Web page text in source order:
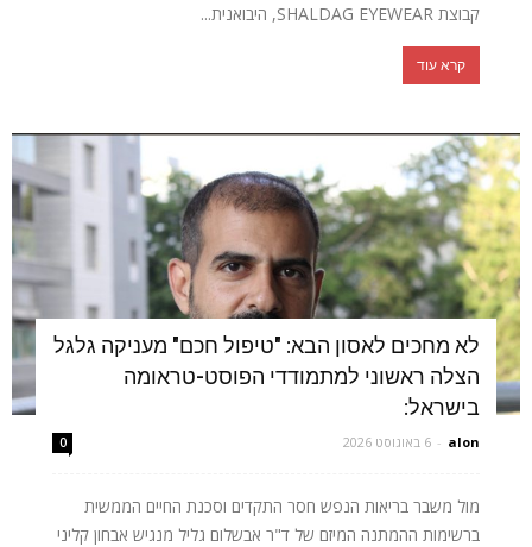
קבוצת SHALDAG EYEWEAR, היבואנית...
קרא עוד
לא מחכים לאסון הבא: "טיפול חכם" מעניקה גלגל
הצלה ראשוני למתמודדי הפוסט-טראומה
בישראל:
alon
- 6 באוגוסט 2026 0
מול משבר בריאות הנפש חסר התקדים וסכנת החיים הממשית
ברשימות ההמתנה המיזם של ד"ר אבשלום גליל מנגיש אבחון קליני